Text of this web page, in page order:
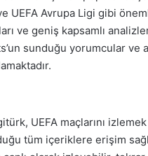
UEFA Avrupa Ligi gibi
ve geniş kapsamlı
sunduğu yorumcular ve
UEFA maçlarını
tüm içeriklere erişim